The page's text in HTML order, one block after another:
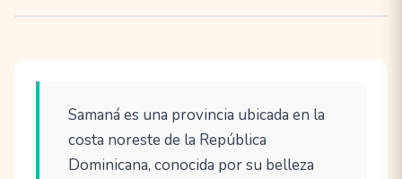
Samaná es una provincia ubicada en la
costa noreste de la República
Dominicana, conocida por su belleza